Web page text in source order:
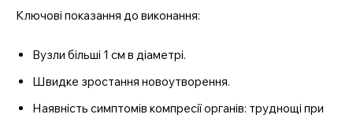
Ключові показання до виконання:
Вузли більші 1 см в діаметрі.
Швидке зростання новоутворення.
Наявність симптомів компресії органів: труднощі при